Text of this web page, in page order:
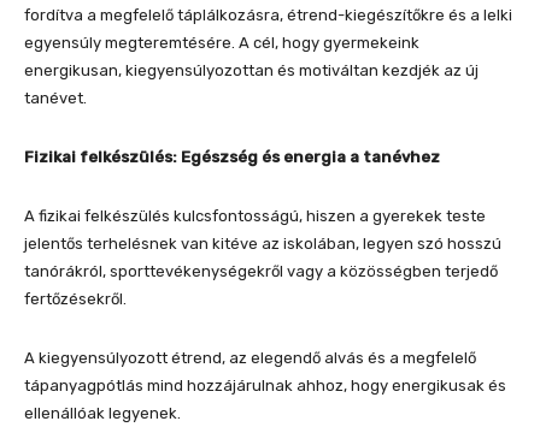
fordítva a megfelelő táplálkozásra, étrend-kiegészítőkre és a lelki
egyensúly megteremtésére. A cél, hogy gyermekeink
energikusan, kiegyensúlyozottan és motiváltan kezdjék az új
tanévet.
Fizikai felkészülés: Egészség és energia a tanévhez
A fizikai felkészülés kulcsfontosságú, hiszen a gyerekek teste
jelentős terhelésnek van kitéve az iskolában, legyen szó hosszú
tanórákról, sporttevékenységekről vagy a közösségben terjedő
fertőzésekről.
A kiegyensúlyozott étrend, az elegendő alvás és a megfelelő
tápanyagpótlás mind hozzájárulnak ahhoz, hogy energikusak és
ellenállóak legyenek.